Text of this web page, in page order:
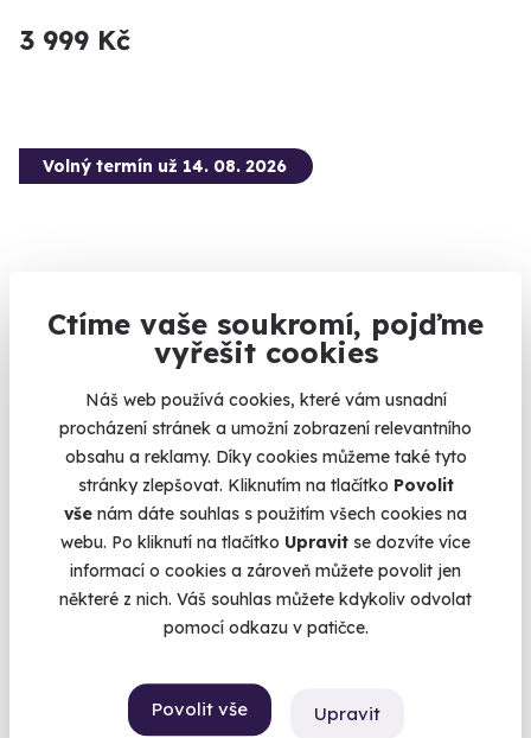
Ctíme vaše soukromí, pojďme
vyřešit cookies
Náš web používá cookies, které vám usnadní
procházení stránek a umožní zobrazení relevantního
obsahu a reklamy. Díky cookies můžeme také tyto
stránky zlepšovat. Kliknutím na tlačítko Povolit
vše nám dáte souhlas s použitím všech cookies na
webu. Po kliknutí na tlačítko Upravit se dozvíte více
informací o cookies a zároveň můžete povolit jen
některé z nich. Váš souhlas můžete kdykoliv odvolat
pomocí odkazu v patičce.
Povolit vše Upravit
3 999 Kč
10.0(1)
Volný termín už 14. 08. 2026
Jízda na okruhu ve sportovní Toyotě
Šlápněte do pedálů Toyotě GR86 nebo Toyotě GR Yaris
Vysoké Mýto
(+ 4 další lokality)
1 490 Kč
Volný termín už 14. 08. 2026